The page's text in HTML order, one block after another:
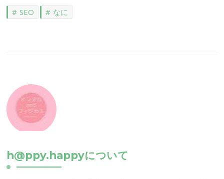
SEO なに
h@ppy.happyについて